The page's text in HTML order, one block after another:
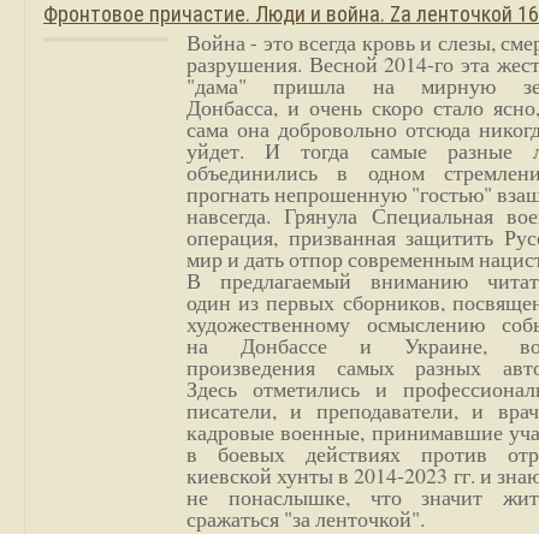
Фронтовое причастие. Люди и война. Zа ленточкой
Война - это всегда кровь и слезы,
разрушения. Весной 2014-го эта
"дама" пришла на мирную
Донбасса, и очень скоро стало
сама она добровольно отсюда
уйдет. И тогда самые разные
объединились в одном
прогнать непрошенную "гостью"
навсегда. Грянула Специальная
операция, призванная защитить
мир и дать отпор современным
В предлагаемый вниманию
один из первых сборников,
художественному осмыслению
на Донбассе и Украине,
произведения самых разных
Здесь отметились и
писатели, и преподаватели, и
кадровые военные, принимавшие
в боевых действиях против
киевской хунты в 2014-2023 гг. и
не понаслышке, что значит
сражаться "за ленточкой".